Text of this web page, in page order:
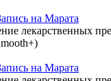
на Марата
лекарственных
на Марата